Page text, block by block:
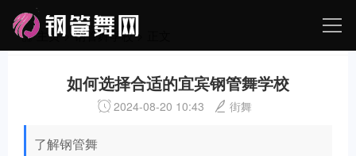
主页>钢管舞学校> 正文
如何选择合适的宜宾钢管舞学校
2024-08-20 10:43 街舞
了解钢管舞